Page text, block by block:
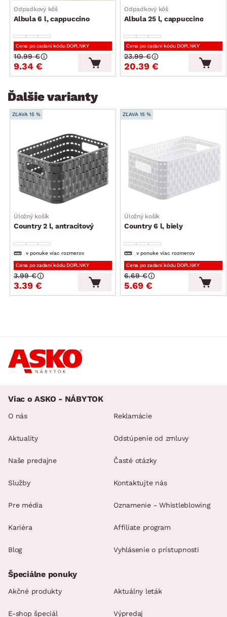
Odpadkový kôš
Albula 6 l, cappuccino
Cena po zadaní kódu DOPLNKY
9.34 €
10.99 €
Odpadkový kôš
Albula 25 l, cappuccino
Cena po zadaní kódu DOPLNKY
20.39 €
23.99 €
Ďalšie varianty
ZĽAVA 15 %
Úložný košík
Country 2 l, antracitový
v ponuke viac rozmerov
Cena po zadaní kódu DOPLNKY
3.39 €
3.99 €
ZĽAVA 15 %
Úložný košík
Country 6 l, biely
v ponuke viac rozmerov
Cena po zadaní kódu DOPLNKY
5.69 €
6.69 €
Viac o ASKO - NÁBYTOK
O nás
Aktuality
Naše predajne
Služby
Pre média
Kariéra
Blog
Reklamácie
Odstúpenie od zmluvy
Časté otázky
Kontaktujte nás
Oznamenie - Whistleblowing
Affiliate program
Vyhlásenie o prístupnosti
Špeciálne ponuky
Akčné produkty Aktuálny leták
E-shop špeciál Výpredaj